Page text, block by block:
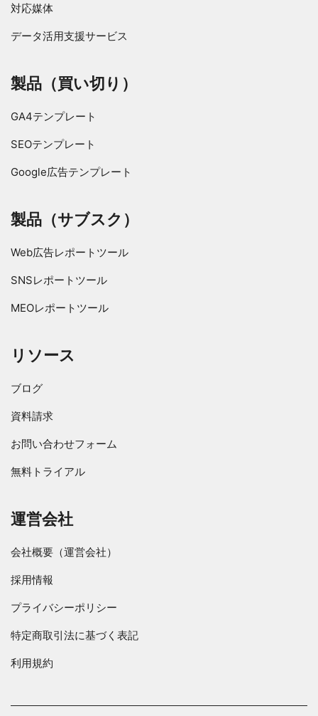
対応媒体
データ活用支援サービス
製品（買い切り）
GA4テンプレート
SEOテンプレート
Google広告テンプレート
製品（サブスク）
Web広告レポートツール
SNSレポートツール
MEOレポートツール
リソース
ブログ
資料請求
お問い合わせフォーム
無料トライアル
運営会社
会社概要（運営会社）
採用情報
プライバシーポリシー
特定商取引法に基づく表記
利用規約